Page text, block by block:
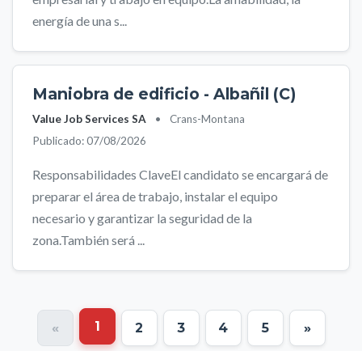
energía de una s...
Maniobra de edificio - Albañil (C)
Value Job Services SA •
Crans-Montana
Publicado: 07/08/2026
Responsabilidades ClaveEl candidato se encargará de
preparar el área de trabajo, instalar el equipo
necesario y garantizar la seguridad de la
zona.También será ...
« 1 2 3 4 5 »